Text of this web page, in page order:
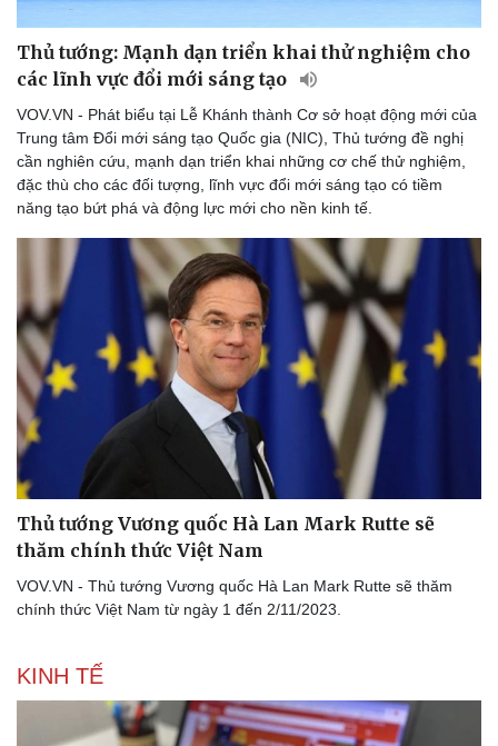
Vụ án
Tin nóng
Tư vấn luật
Vũ khí
Việt Nam
Phân tích
Thủ tướng: Mạnh dạn triển khai thử nghiệm cho
các lĩnh vực đổi mới sáng tạo
VOV.VN - Phát biểu tại Lễ Khánh thành Cơ sở hoạt động mới của
Trung tâm Đổi mới sáng tạo Quốc gia (NIC), Thủ tướng đề nghị
cần nghiên cứu, mạnh dạn triển khai những cơ chế thử nghiệm,
đặc thù cho các đối tượng, lĩnh vực đổi mới sáng tạo có tiềm
năng tạo bứt phá và động lực mới cho nền kinh tế.
Thủ tướng Vương quốc Hà Lan Mark Rutte sẽ
thăm chính thức Việt Nam
VOV.VN - Thủ tướng Vương quốc Hà Lan Mark Rutte sẽ thăm
chính thức Việt Nam từ ngày 1 đến 2/11/2023.
KINH TẾ